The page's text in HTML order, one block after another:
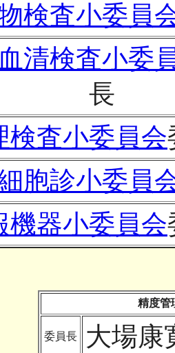
検査小委員
清検査小委
長
検査小委員会
胞診小委員
機器小委員会
精度管
委員長 大場康